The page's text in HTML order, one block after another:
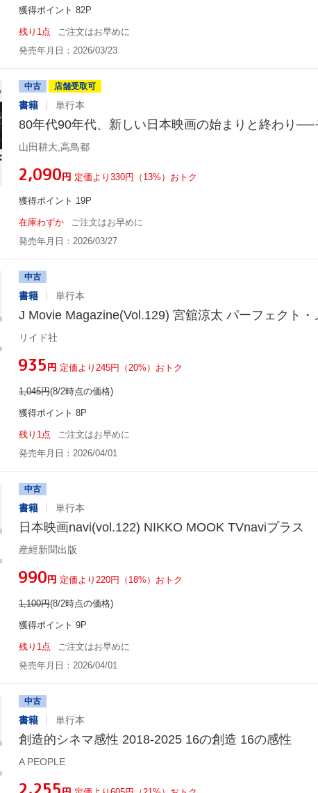
獲得ポイント 82P
残り1点
ご注文はお早めに
発売年月日：2026/03/23
中古 店舗受取可
書籍 単行本
80年代90年代、新しい日本映画の始まりと終わり──
山田耕大,高鳥都
¥2,090円 定価より330円（13%）おトク
獲得ポイント 19P
在庫わずか
ご注文はお早めに
発売年月日：2026/03/27
中古
書籍 単行本
J Movie Magazine(Vol.129) 宮舘涼太 パーフェクト・
リイド社
¥935円 定価より245円（20%）おトク
1,045円(8/2時点の価格)
獲得ポイント 8P
残り1点
ご注文はお早めに
発売年月日：2026/04/01
中古
書籍 単行本
日本映画navi(vol.122) NIKKO MOOK TVnaviプラス
産經新聞出版
¥990円 定価より220円（18%）おトク
1,100円(8/2時点の価格)
獲得ポイント 9P
残り1点
ご注文はお早めに
発売年月日：2026/04/01
中古
書籍 単行本
創造的シネマ感性 2018-2025 16の創造 16の感性
A PEOPLE